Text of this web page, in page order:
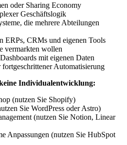
oder Sharing Economy
Geschäftslogik
die mehrere Abteilungen
ERPs, CRMs und eigenen Tools
vermarkten wollen
mit eigenen Daten
fortgeschrittener Automatisierung
Individualentwicklung:
(nutzen Sie Shopify)
Sie WordPress oder Astro)
(nutzen Sie Notion, Linear
Anpassungen (nutzen Sie HubSpot